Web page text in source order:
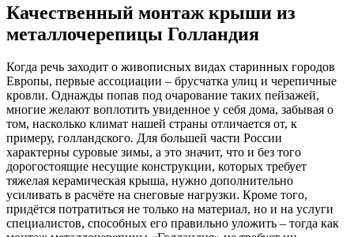
Качественный монтаж крыши из
металлочерепицы Голландия
Когда речь заходит о живописных видах старинных городов
Европы, первые ассоциации – брусчатка улиц и черепичные
кровли. Однажды попав под очарование таких пейзажей,
многие желают воплотить увиденное у себя дома, забывая о
том, насколько климат нашей страны отличается от, к
примеру, голландского. Для большей части России
характерны суровые зимы, а это значит, что и без того
дорогостоящие несущие конструкции, которых требует
тяжелая керамическая крыша, нужно дополнительно
усиливать в расчёте на снеговые нагрузки. Кроме того,
придётся потратиться не только на материал, но и на услуги
специалистов, способных его правильно уложить – тогда как